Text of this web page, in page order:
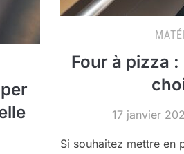
Four à pizza
17 janvier
Si souhaitez mettre en